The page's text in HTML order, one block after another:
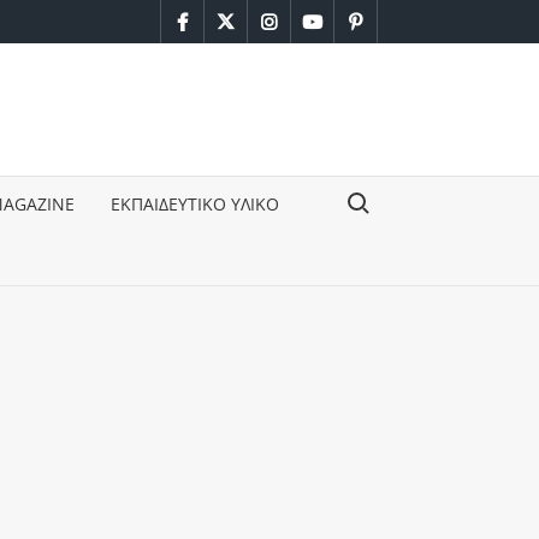
facebook
twitterinstagram
youtubepinterest
ΕΚΠΑΙΔΕΥΤΙΚΟ ΥΛΙΚΟ Search for: